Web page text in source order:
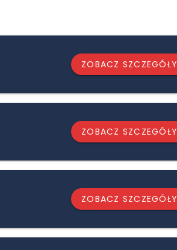
ZOBACZ SZCZEGÓŁY
ZOBACZ SZCZEGÓŁY
ZOBACZ SZCZEGÓŁY